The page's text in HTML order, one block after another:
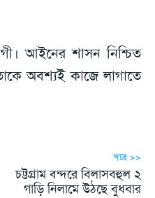
আইনের শাসন নিশ্চিত
অবশ্যই কাজে লাগাতে
পরে >>
চট্টগ্রাম বন্দরে বিলাসবহুল ২
গাড়ি নিলামে উঠছে বুধবার